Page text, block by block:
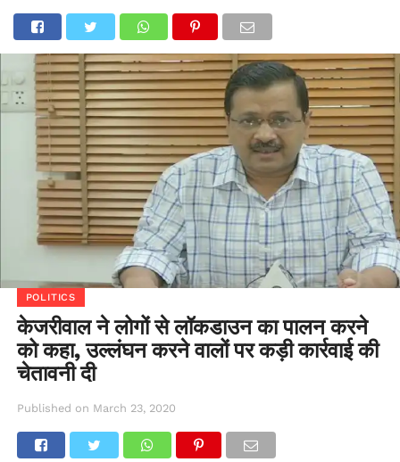
POLITICS
केजरीवाल ने लोगों से लॉकडाउन का पालन करने
को कहा, उल्लंघन करने वालों पर कड़ी कार्रवाई की
चेतावनी दी
Published on March 23, 2020